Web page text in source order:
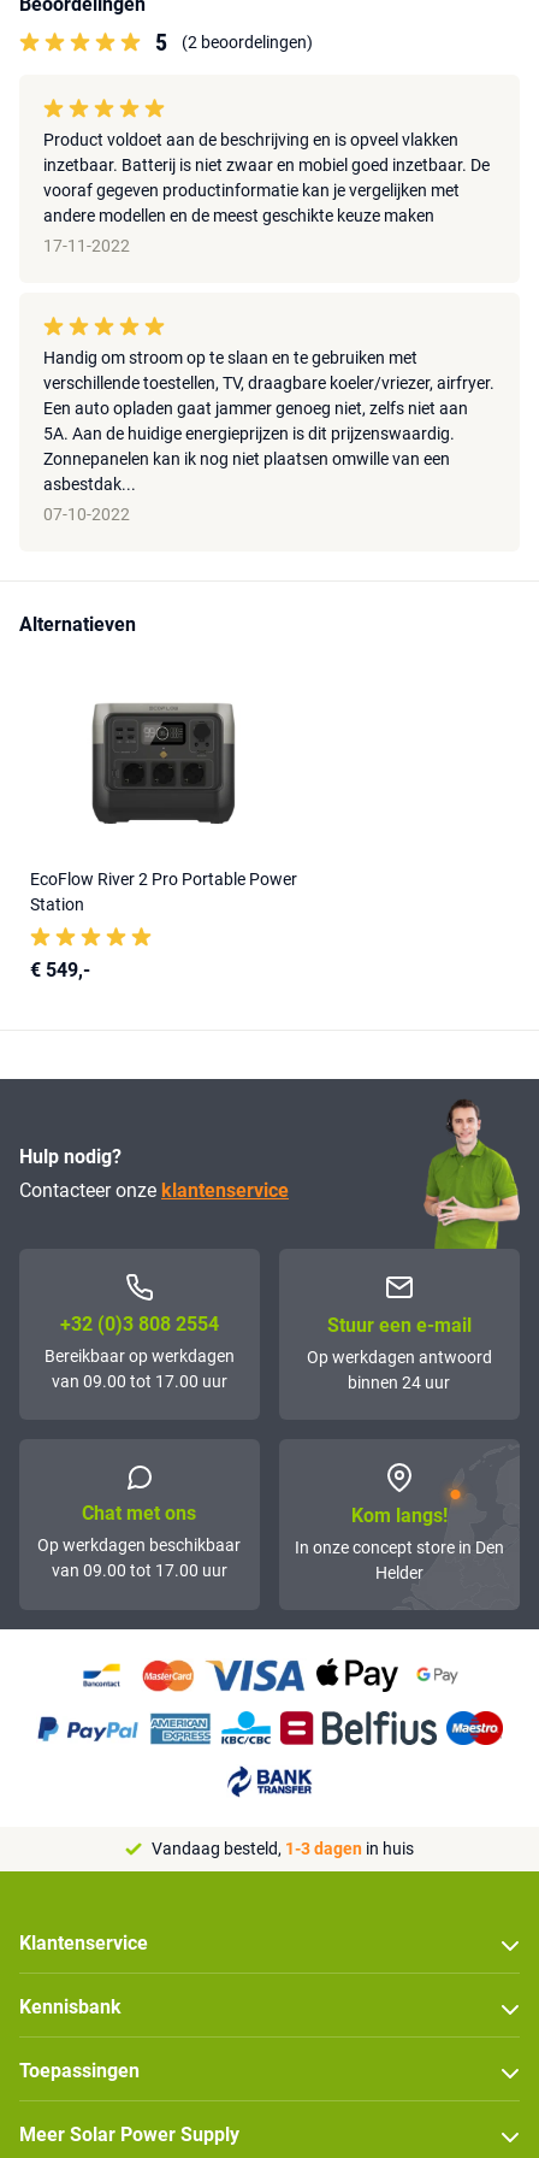
5 (2 beoordelingen)
Product voldoet aan de beschrijving en is opveel vlakken
inzetbaar. Batterij is niet zwaar en mobiel goed inzetbaar. De
vooraf gegeven productinformatie kan je vergelijken met
andere modellen en de meest geschikte keuze maken
17-11-2022
Handig om stroom op te slaan en te gebruiken met
verschillende toestellen, TV, draagbare koeler/vriezer, airfryer.
Een auto opladen gaat jammer genoeg niet, zelfs niet aan
5A. Aan de huidige energieprijzen is dit prijzenswaardig.
Zonnepanelen kan ik nog niet plaatsen omwille van een
asbestdak...
07-10-2022
Alternatieven
EcoFlow River 2 Pro Portable Power
Station
€ 549,-
Hulp nodig?
Contacteer onze klantenservice
+32 (0)3 808 2554
Bereikbaar op werkdagen
van 09.00 tot 17.00 uur
Stuur een e-mail
Op werkdagen antwoord
binnen 24 uur
Chat met ons
Op werkdagen beschikbaar
van 09.00 tot 17.00 uur
Kom langs!
In onze concept store in Den
Helder
Vandaag besteld, 1-3 dagen in huis
Klantenservice
Kennisbank
Toepassingen
Meer Solar Power Supply